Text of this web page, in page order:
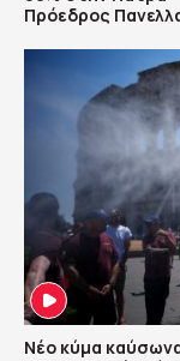
Πρόεδρος
Νέο κύμα